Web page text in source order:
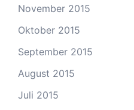
November 2015
Oktober 2015
September 2015
August 2015
Juli 2015